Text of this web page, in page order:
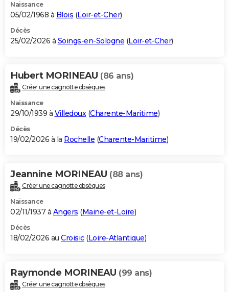
Naissance
05/02/1968 à Blois (Loir-et-Cher)
Décès
25/02/2026 à Soings-en-Sologne (Loir-et-Cher)
Hubert MORINEAU (86 ans)
Créer une cagnotte obsèques
Naissance
29/10/1939 à Villedoux(Charente-Maritime)
Décès
19/02/2026 à la Rochelle (Charente-Maritime)
Jeannine MORINEAU (88 ans)
Créer une cagnotte obsèques
Naissance
02/11/1937 à Angers (Maine-et-Loire)
Décès
18/02/2026 au Croisic(Loire-Atlantique)
Raymonde MORINEAU (99 ans)
Créer une cagnotte obsèques